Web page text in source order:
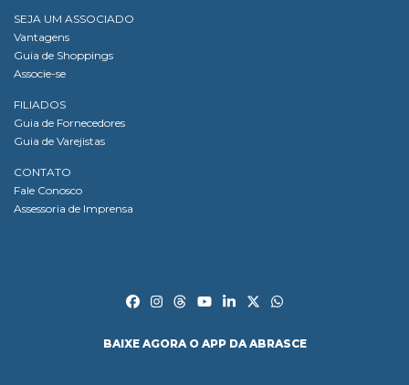
SEJA UM ASSOCIADO
Vantagens
Guia de Shoppings
Associe-se
FILIADOS
Guia de Fornecedores
Guia de Varejistas
CONTATO
Fale Conosco
Assessoria de Imprensa
BAIXE AGORA O APP DA ABRASCE